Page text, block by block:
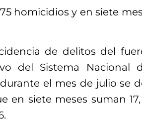
homicidios y en siete
de delitos del
del Sistema Nacional
el mes de julio se
en siete meses suman